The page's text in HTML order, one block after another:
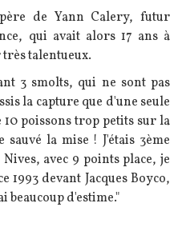
de Yann Calery, futur
qui avait alors 17 ans à
talentueux.
3 smolts, qui ne sont pas
la capture que d'une seule
poissons trop petits sur la
sauvé la mise ! J'étais 3ème
avec 9 points place, je
1993 devant Jacques Boyco,
d'estime."